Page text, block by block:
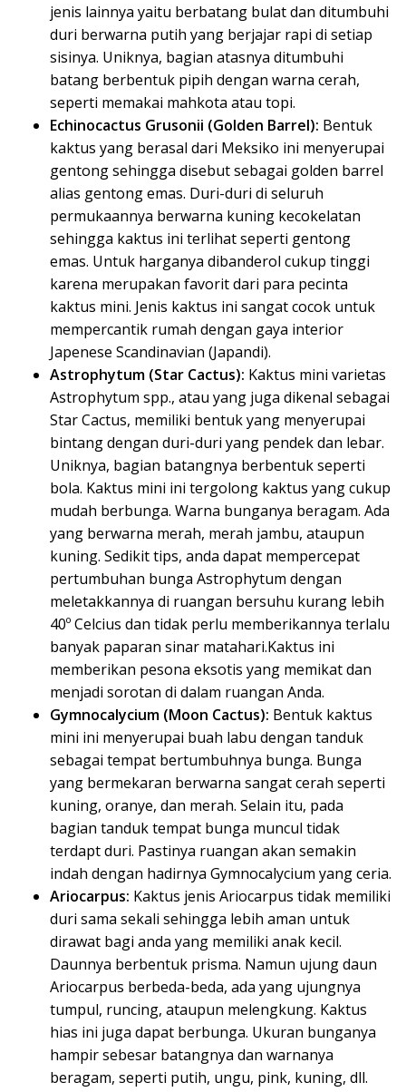
jenis lainnya yaitu berbatang bulat dan ditumbuhi
duri berwarna putih yang berjajar rapi di setiap
sisinya. Uniknya, bagian atasnya ditumbuhi
batang berbentuk pipih dengan warna cerah,
seperti memakai mahkota atau topi.
Echinocactus Grusonii (Golden Barrel): Bentuk
kaktus yang berasal dari Meksiko ini menyerupai
gentong sehingga disebut sebagai golden barrel
alias gentong emas. Duri-duri di seluruh
permukaannya berwarna kuning kecokelatan
sehingga kaktus ini terlihat seperti gentong
emas. Untuk harganya dibanderol cukup tinggi
karena merupakan favorit dari para pecinta
kaktus mini. Jenis kaktus ini sangat cocok untuk
mempercantik rumah dengan gaya interior
Japenese Scandinavian (Japandi).
Astrophytum (Star Cactus): Kaktus mini varietas
Astrophytum spp., atau yang juga dikenal sebagai
Star Cactus, memiliki bentuk yang menyerupai
bintang dengan duri-duri yang pendek dan lebar.
Uniknya, bagian batangnya berbentuk seperti
bola. Kaktus mini ini tergolong kaktus yang cukup
mudah berbunga. Warna bunganya beragam. Ada
yang berwarna merah, merah jambu, ataupun
kuning. Sedikit tips, anda dapat mempercepat
pertumbuhan bunga Astrophytum dengan
meletakkannya di ruangan bersuhu kurang lebih
40º Celcius dan tidak perlu memberikannya terlalu
banyak paparan sinar matahari.Kaktus ini
memberikan pesona eksotis yang memikat dan
menjadi sorotan di dalam ruangan Anda.
Gymnocalycium (Moon Cactus): Bentuk kaktus
mini ini menyerupai buah labu dengan tanduk
sebagai tempat bertumbuhnya bunga. Bunga
yang bermekaran berwarna sangat cerah seperti
kuning, oranye, dan merah. Selain itu, pada
bagian tanduk tempat bunga muncul tidak
terdapt duri. Pastinya ruangan akan semakin
indah dengan hadirnya Gymnocalycium yang ceria.
Ariocarpus: Kaktus jenis Ariocarpus tidak memiliki
duri sama sekali sehingga lebih aman untuk
dirawat bagi anda yang memiliki anak kecil.
Daunnya berbentuk prisma. Namun ujung daun
Ariocarpus berbeda-beda, ada yang ujungnya
tumpul, runcing, ataupun melengkung. Kaktus
hias ini juga dapat berbunga. Ukuran bunganya
hampir sebesar batangnya dan warnanya
beragam, seperti putih, ungu, pink, kuning, dll.